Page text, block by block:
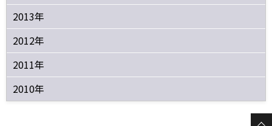
2013年
2012年
2011年
2010年